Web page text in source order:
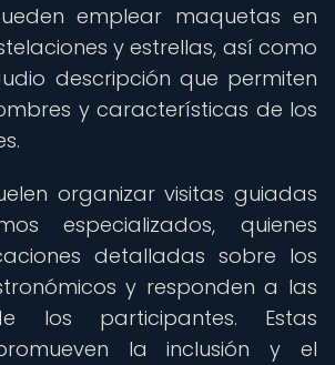
emplear maquetas en
y estrellas, así como
descripción que permiten
y características de los
organizar visitas guiadas
especializados, quienes
detalladas sobre los
y responden a las
los participantes. Estas
la inclusión y el